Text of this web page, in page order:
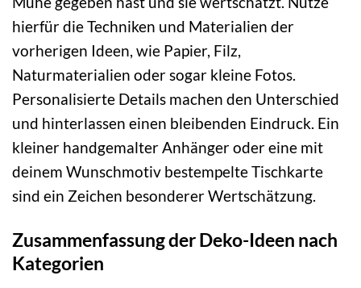
hierfür die Techniken und Materialien der
vorherigen Ideen, wie Papier, Filz,
Naturmaterialien oder sogar kleine Fotos.
Personalisierte Details machen den Unterschied
und hinterlassen einen bleibenden Eindruck. Ein
kleiner handgemalter Anhänger oder eine mit
deinem Wunschmotiv bestempelte Tischkarte
sind ein Zeichen besonderer Wertschätzung.
Zusammenfassung der Deko-Ideen nach
Kategorien